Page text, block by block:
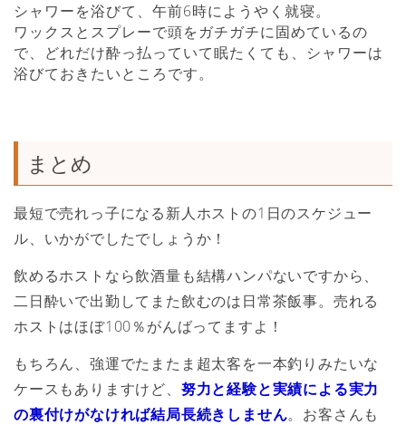
シャワーを浴びて、午前6時にようやく就寝。
ワックスとスプレーで頭をガチガチに固めているの
で、どれだけ酔っ払っていて眠たくても、シャワーは
浴びておきたいところです。
まとめ
最短で売れっ子になる新人ホストの1日のスケジュー
ル、いかがでしたでしょうか！
飲めるホストなら飲酒量も結構ハンパないですから、
二日酔いで出勤してまた飲むのは日常茶飯事。売れる
ホストはほぼ100％がんばってますよ！
もちろん、強運でたまたま超太客を一本釣りみたいな
ケースもありますけど、努力と経験と実績による実力
の裏付けがなければ結局長続きしません。お客さんも